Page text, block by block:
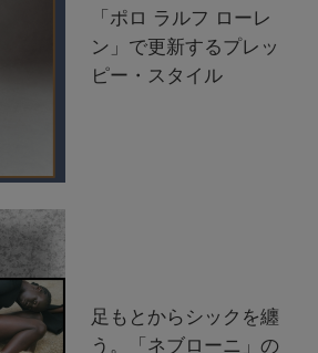
「ポロ ラルフ ローレ
ン」で更新するプレッ
ピー・スタイル
足もとからシックを纏
う。「ネブローニ」の